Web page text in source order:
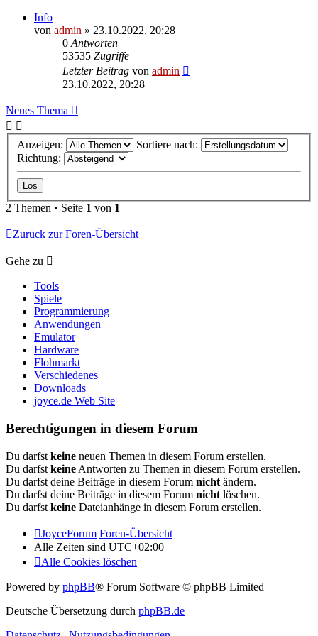
Info
von admin » 23.10.2022, 20:28
0 Antworten
53535 Zugriffe
Letzter Beitrag von admin
23.10.2022, 20:28
Neues Thema
Anzeigen:
Sortiere nach:
Richtung:
2 Themen • Seite 1 von 1
Zurück zur Foren-Übersicht
Gehe zu
Tools
Spiele
Programmierung
Anwendungen
Emulator
Hardware
Flohmarkt
Verschiedenes
Downloads
joyce.de Web Site
Berechtigungen in diesem Forum
Du darfst keine neuen Themen in diesem Forum erstellen.
Du darfst keine Antworten zu Themen in diesem Forum erstellen.
Du darfst deine Beiträge in diesem Forum nicht ändern.
Du darfst deine Beiträge in diesem Forum nicht löschen.
Du darfst keine Dateianhänge in diesem Forum erstellen.
JoyceForum Foren-Übersicht
Alle Zeiten sind UTC+02:00
Alle Cookies löschen
Powered by phpBB® Forum Software © phpBB Limited
Deutsche Übersetzung durch phpBB.de